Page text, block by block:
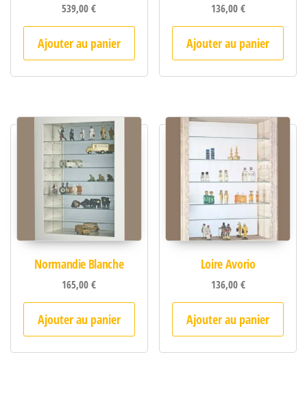
539,00€
Ajouter au panier
136,00€
Ajouter au panier
Normandie Blanche
165,00€
Ajouter au panier
Loire Avorio
136,00€
Ajouter au panier